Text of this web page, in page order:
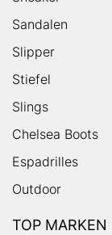
Sandalen
Slipper
Stiefel
Slings
Chelsea Boots
Espadrilles
Outdoor
TOP MARKEN